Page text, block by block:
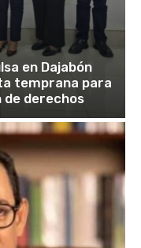
en Dajabón
temprana para
derechos